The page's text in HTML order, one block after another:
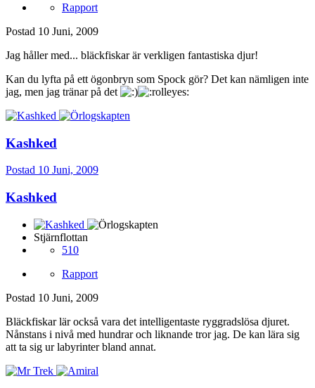
Rapport
Postad 10 Juni, 2009
Jag håller med... bläckfiskar är verkligen fantastiska djur!
Kan du lyfta på ett ögonbryn som Spock gör? Det kan nämligen inte
jag, men jag tränar på det
Kashked
Postad 10 Juni, 2009
Kashked
Stjärnflottan
510
Rapport
Postad 10 Juni, 2009
Bläckfiskar lär också vara det intelligentaste ryggradslösa djuret.
Nånstans i nivå med hundrar och liknande tror jag. De kan lära sig
att ta sig ur labyrinter bland annat.